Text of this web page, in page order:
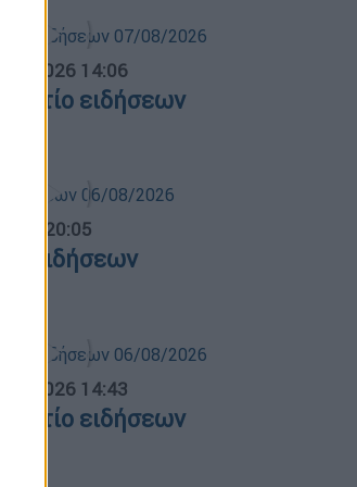
14:06
ειδήσεων
20:05
ειδήσεων
14:43
ειδήσεων